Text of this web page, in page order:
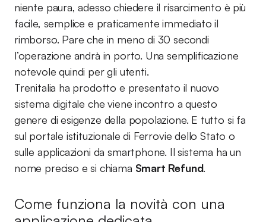
niente paura, adesso chiedere il risarcimento è più
facile, semplice e praticamente immediato il
rimborso. Pare che in meno di 30 secondi
l’operazione andrà in porto. Una semplificazione
notevole quindi per gli utenti.
Trenitalia ha prodotto e presentato il nuovo
sistema digitale che viene incontro a questo
genere di esigenze della popolazione. E tutto si fa
sul portale istituzionale di Ferrovie dello Stato o
sulle applicazioni da smartphone. Il sistema ha un
nome preciso e si chiama Smart Refund.
Come funziona la novità con una